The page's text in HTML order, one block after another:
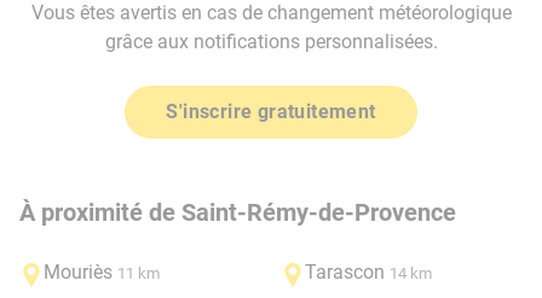
Vous êtes avertis en cas de changement météorologique
grâce aux notifications personnalisées.
S'inscrire gratuitement
À proximité de Saint-Rémy-de-Provence
Mouriès 11 km Tarascon 14 km